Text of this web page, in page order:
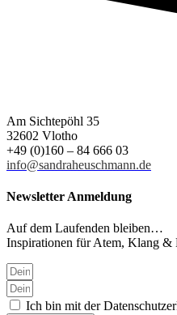
Am Sichtepöhl 35
32602 Vlotho
+49 (0)160 – 84 666 03
info@sandraheuschmann.de
Newsletter Anmeldung
Auf dem Laufenden bleiben…
Inspirationen für Atem, Klang &
Ich bin mit der